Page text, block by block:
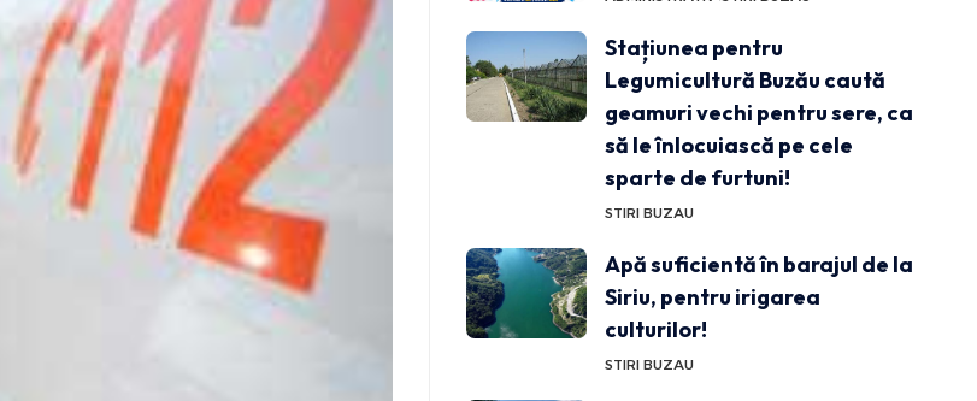
Stațiunea pentru
Legumicultură Buzău caută
geamuri vechi pentru sere, ca
să le înlocuiască pe cele
sparte de furtuni!
STIRI BUZAU
Apă suficientă în barajul de la
Siriu, pentru irigarea
culturilor!
STIRI BUZAU